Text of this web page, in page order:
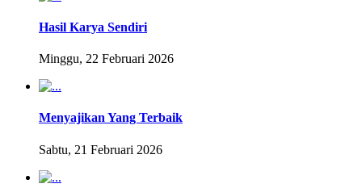
Hasil Karya Sendiri
Minggu, 22 Februari 2026
Menyajikan Yang Terbaik
Sabtu, 21 Februari 2026